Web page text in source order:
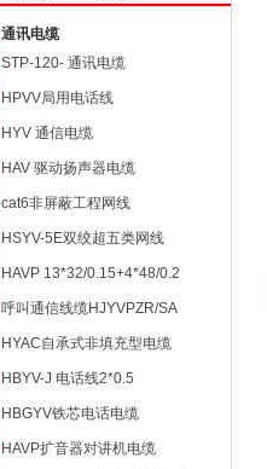
通讯电缆
STP-120- 通讯电缆
HPVV局用电话线
HYV 通信电缆
HAV 驱动扬声器电缆
cat6非屏蔽工程网线
HSYV-5E双绞超五类网线
HAVP 13*32/0.15+4*48/0.2
呼叫通信线缆HJYVPZR/SA
HYAC自承式非填充型电缆
HBYV-J 电话线2*0.5
HBGYV铁芯电话电缆
HAVP扩音器对讲机电缆